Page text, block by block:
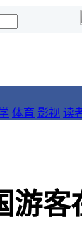
体育 影视 读
游客